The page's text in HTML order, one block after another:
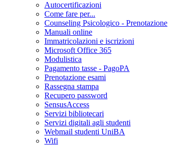
Autocertificazioni
Come fare per...
Counseling Psicologico - Prenotazione
Manuali online
Immatricolazioni e iscrizioni
Microsoft Office 365
Modulistica
Pagamento tasse - PagoPA
Prenotazione esami
Rassegna stampa
Recupero password
SensusAccess
Servizi bibliotecari
Servizi digitali agli studenti
Webmail studenti UniBA
Wifi